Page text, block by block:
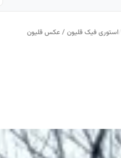
/استوری فیک قلیون / عکس قلیون